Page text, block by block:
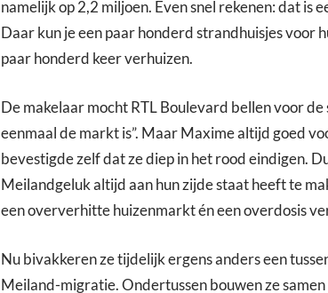
namelijk op 2,2 miljoen. Even snel rekenen: dat is
Daar kun je een paar honderd strandhuisjes voor
paar honderd keer verhuizen.
De makelaar mocht RTL Boulevard bellen voor
eenmaal de markt is”. Maar Maxime altijd goed
bevestigde zelf dat ze diep in het rood eindigen.
Meilandgeluk altijd aan hun zijde staat heeft te
een oververhitte huizenmarkt én een overdosis
Nu bivakkeren ze tijdelijk ergens anders een
Meiland-migratie. Ondertussen bouwen ze